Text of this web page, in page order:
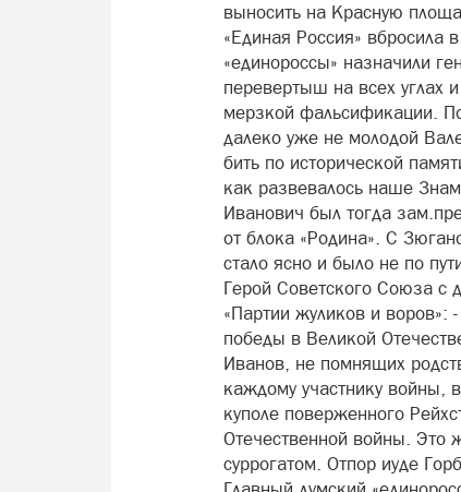
выносить на Красную
«Единая Россия» вбросила
«единороссы» назначили
перевертыш на всех углах
мерзкой фальсификации.
далеко уже не молодой
бить по исторической
как развевалось наше
Иванович был тогда
от блока «Родина». С
стало ясно и было не по
Герой Советского Союза с
«Партии жуликов и
победы в Великой
Иванов, не помнящих
каждому участнику войны,
куполе поверженного
Отечественной войны. Это
суррогатом. Отпор иуде